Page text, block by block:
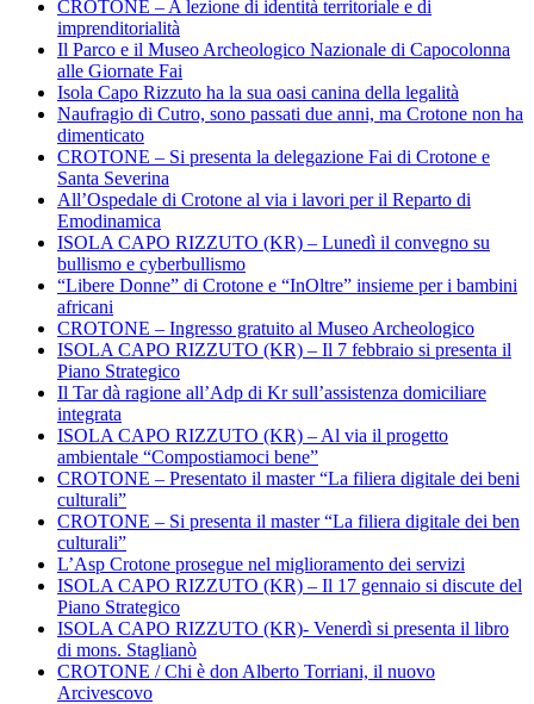
CROTONE – A lezione di identità territoriale e di
imprenditorialità
Il Parco e il Museo Archeologico Nazionale di Capocolonna
alle Giornate Fai
Isola Capo Rizzuto ha la sua oasi canina della legalità
Naufragio di Cutro, sono passati due anni, ma Crotone non ha
dimenticato
CROTONE – Si presenta la delegazione Fai di Crotone e
Santa Severina
All’Ospedale di Crotone al via i lavori per il Reparto di
Emodinamica
ISOLA CAPO RIZZUTO (KR) – Lunedì il convegno su
bullismo e cyberbullismo
“Libere Donne” di Crotone e “InOltre” insieme per i bambini
africani
CROTONE – Ingresso gratuito al Museo Archeologico
ISOLA CAPO RIZZUTO (KR) – Il 7 febbraio si presenta il
Piano Strategico
Il Tar dà ragione all’Adp di Kr sull’assistenza domiciliare
integrata
ISOLA CAPO RIZZUTO (KR) – Al via il progetto
ambientale “Compostiamoci bene”
CROTONE – Presentato il master “La filiera digitale dei beni
culturali”
CROTONE – Si presenta il master “La filiera digitale dei ben
culturali”
L’Asp Crotone prosegue nel miglioramento dei servizi
ISOLA CAPO RIZZUTO (KR) – Il 17 gennaio si discute del
Piano Strategico
ISOLA CAPO RIZZUTO (KR)- Venerdì si presenta il libro
di mons. Staglianò
CROTONE / Chi è don Alberto Torriani, il nuovo
Arcivescovo